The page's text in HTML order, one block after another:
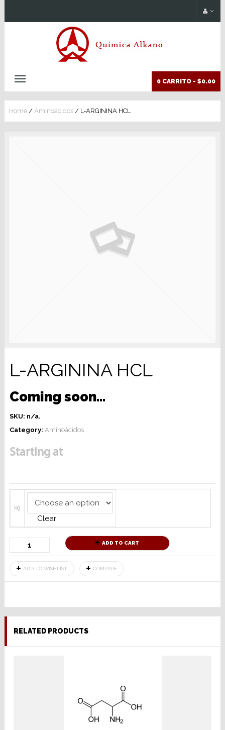
0 CARRITO - $0.00
Home / Aminoácidos / L-ARGININA HCL
L-ARGININA HCL
Coming soon…
SKU: n/a.
Category: Aminoácidos
Starting at
kg
Clear
ADD TO CART
ADD TO WISHLIST COMPARE
RELATED PRODUCTS